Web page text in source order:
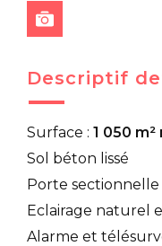
Descriptif
Surface : 1 050
Sol béton lissé
Porte sectionnelle
Eclairage naturel
Alarme et